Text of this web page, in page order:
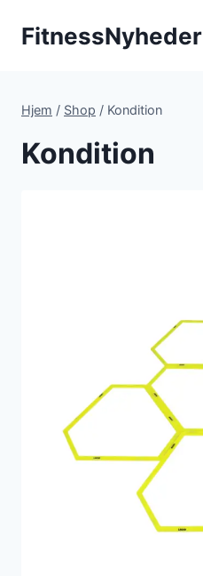
FitnessNyheder
Hjem / Shop / Kondition
Kondition